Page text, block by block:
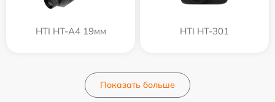
HTI HT-A4 19мм HTI HT-301
Показать больше